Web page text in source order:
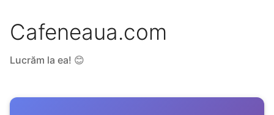
Cafeneaua.com
Lucrăm la ea! 😊